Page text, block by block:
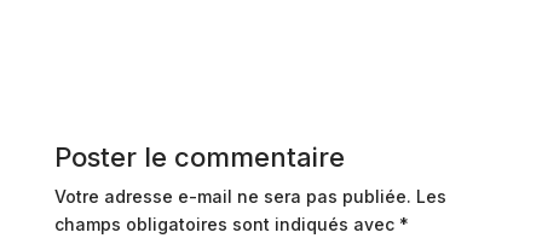
Poster le commentaire
Votre adresse e-mail ne sera pas publiée. Les
champs obligatoires sont indiqués avec *